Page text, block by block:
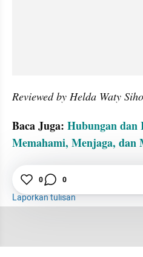
Reviewed by Helda Waty
Baca Juga: Hubungan dan
Memahami, Menjaga, dan
Hubungan
Laporkan tulisan
0 0